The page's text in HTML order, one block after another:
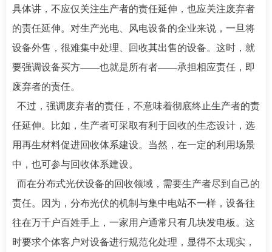
具体讲，不应仅关注生产者的责任延伸，也应关注废弃者
的责任延伸。对生产光电、风电设备的企业来说，一旦将
设备外售，很难集中处理、回收其出售的设备。这时，就
要强调设备买方——也就是所有者——承担相应责任，即
废弃者的责任。
不过，强调废弃者的责任，不意味着彻底终止生产者的责
任延伸。比如，生产者可采取有利于回收的生态设计，选
用再生材料促进回收体系建设。当然，在一定的利用场景
中，也可参与回收体系建设。
而在分布式光伏设备的回收领域，需要生产者尽到自己的
责任。因为，分布光伏的机制与集中电站不一样，设备往
往在万千户百姓手上，一家用户通常只有几块发电板。这
时要求个体客户对设备进行规范化处理，显得不太现实，